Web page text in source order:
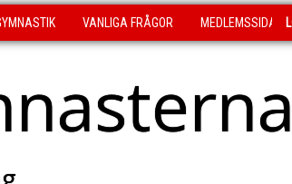
VANLIGA FRÅGOR MEDLEMSSIDA